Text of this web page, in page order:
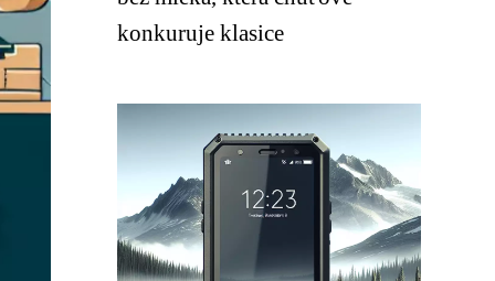
konkuruje klasice